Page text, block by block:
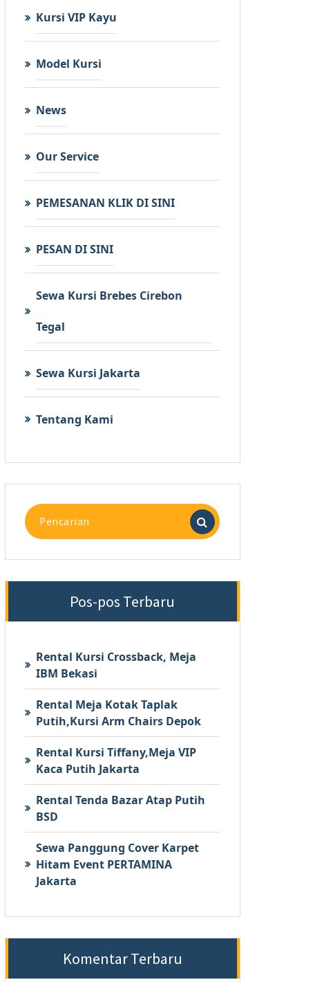
Kursi VIP Kayu
Model Kursi
News
Our Service
PEMESANAN KLIK DI SINI
PESAN DI SINI
Sewa Kursi Brebes Cirebon
Tegal
Sewa Kursi Jakarta
Tentang Kami
Pencarian
untuk:
Pos-pos Terbaru
Rental Kursi Crossback, Meja
IBM Bekasi
Rental Meja Kotak Taplak
Putih,Kursi Arm Chairs Depok
Rental Kursi Tiffany,Meja VIP
Kaca Putih Jakarta
Rental Tenda Bazar Atap Putih
BSD
Sewa Panggung Cover Karpet
Hitam Event PERTAMINA
Jakarta
Komentar Terbaru